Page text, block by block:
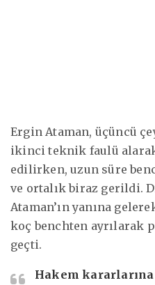
Ergin Ataman, üçüncü
ikinci teknik faulü
edilirken, uzun süre
ve ortalık biraz gerildi.
Ataman’ın yanına
koç benchten ayrılarak
geçti.
Hakem